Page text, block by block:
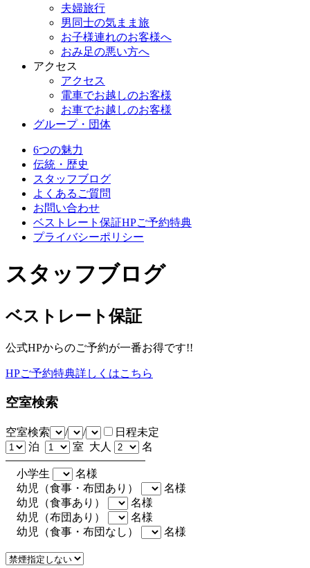
夫婦旅行
男同士の気まま旅
お子様連れのお客様へ
おみ足の悪い方へ
アクセス
アクセス
電車でお越しのお客様
お車でお越しのお客様
グループ・団体
6つの魅力
伝統・歴史
スタッフブログ
よくあるご質問
お問い合わせ
ベストレート保証HPご予約特典
プライバシーポリシー
スタッフブログ
ベストレート保証
公式HPからのご予約が一番お得です!!
HPご予約特典詳しくはこちら
空室検索
空室検索 / /
日程未定
泊
室 大人 名
小学生
名様
幼児（食事・布団あり）
名様
幼児（食事あり）
名様
幼児（布団あり）
名様
幼児（食事・布団なし）
名様